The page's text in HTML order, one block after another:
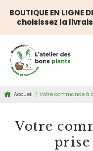
BOUTIQUE EN LIGNE
choisissez la
Accueil / Votre commande à
Votre
prise